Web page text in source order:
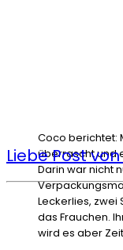
Coco berichtet:
überrascht und
Darin war nicht
Leckerlies, zwei
das Frauchen.
wird es aber
Liebe Post